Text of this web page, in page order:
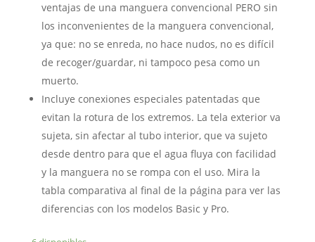
ventajas de una manguera convencional PERO sin
los inconvenientes de la manguera convencional,
ya que: no se enreda, no hace nudos, no es difícil
de recoger/guardar, ni tampoco pesa como un
muerto.
Incluye conexiones especiales patentadas que
evitan la rotura de los extremos. La tela exterior va
sujeta, sin afectar al tubo interior, que va sujeto
desde dentro para que el agua fluya con facilidad
y la manguera no se rompa con el uso. Mira la
tabla comparativa al final de la página para ver las
diferencias con los modelos Basic y Pro.